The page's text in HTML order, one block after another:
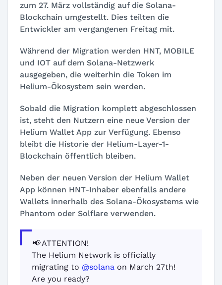
zum 27. März vollständig auf die Solana-
Blockchain umgestellt. Dies teilten die
Entwickler am vergangenen Freitag mit.
Während der Migration werden HNT, MOBILE
und IOT auf dem Solana-Netzwerk
ausgegeben, die weiterhin die Token im
Helium-Ökosystem sein werden.
Sobald die Migration komplett abgeschlossen
ist, steht den Nutzern eine neue Version der
Helium Wallet App zur Verfügung. Ebenso
bleibt die Historie der Helium-Layer-1-
Blockchain öffentlich bleiben.
Neben der neuen Version der Helium Wallet
App können HNT-Inhaber ebenfalls andere
Wallets innerhalb des Solana-Ökosystems wie
Phantom oder Solflare verwenden.
📢 ATTENTION!
The Helium Network is officially
migrating to @solana on March 27th!
Are you ready?